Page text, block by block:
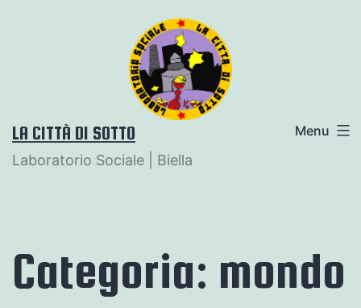
LA CITTÀ DI SOTTO
Laboratorio Sociale | Biella
Menu
Categoria: mondo